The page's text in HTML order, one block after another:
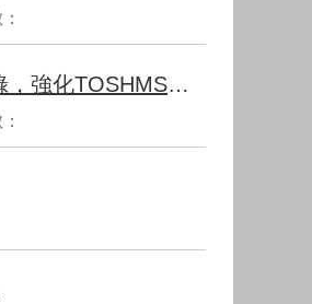
職安署與全國認證基金會(TAF)簽署職安衛管理系統驗證機構認證合作備忘錄，強化TOSHMS驗證稽核品質